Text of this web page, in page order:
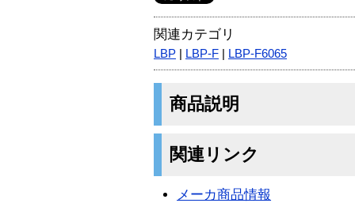
関連カテゴリ
LBP LBP-F LBP-F6065
商品説明
関連リンク
メーカ商品情報